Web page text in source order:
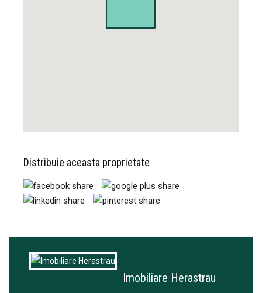
Distribuie aceasta proprietate
Imobiliare Herastrau